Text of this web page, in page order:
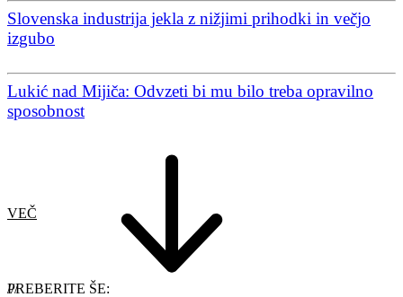
Slovenska industrija jekla z nižjimi prihodki in večjo
izgubo
Lukić nad Mijiča: Odvzeti bi mu bilo treba opravilno
sposobnost
VEČ
PREBERITE ŠE: